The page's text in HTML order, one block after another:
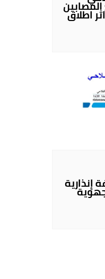
اطلاق
إنذارية